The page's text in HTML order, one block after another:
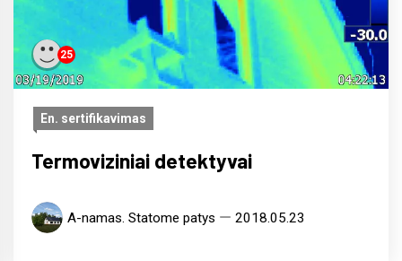
25
En. sertifikavimas
Termoviziniai detektyvai
A-namas. Statome patys 2018.05.23